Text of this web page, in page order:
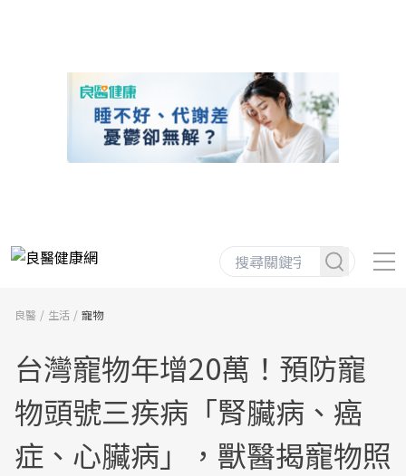
良醫 生活 寵物
台灣寵物年增20萬！預防寵
物頭號三疾病「腎臟病、癌
症、心臟病」，獸醫揭寵物照